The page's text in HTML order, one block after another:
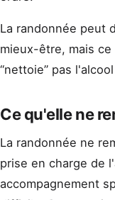
La randonnée peut
mieux-être, mais
“nettoie” pas
Ce qu'elle ne
La randonnée ne
prise en charge de
accompagnement